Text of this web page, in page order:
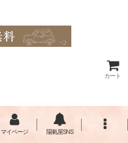
カート
マイページ 陽氣屋SNS